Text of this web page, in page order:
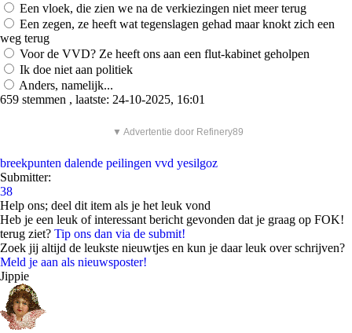
Een vloek, die zien we na de verkiezingen niet meer terug
Een zegen, ze heeft wat tegenslagen gehad maar knokt zich een
weg terug
Voor de VVD? Ze heeft ons aan een flut-kabinet geholpen
Ik doe niet aan politiek
Anders, namelijk...
659 stemmen , laatste: 24-10-2025, 16:01
▼ Advertentie door Refinery89
breekpunten dalende peilingen vvd yesilgoz
Submitter:
38
Help ons; deel dit item als je het leuk vond
Heb je een leuk of interessant bericht gevonden dat je graag op FOK!
terug ziet? Tip ons dan via de submit!
Zoek jij altijd de leukste nieuwtjes en kun je daar leuk over schrijven?
Meld je aan als nieuwsposter!
Jippie